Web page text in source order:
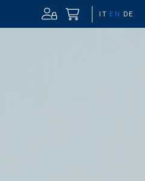
IT EN DE